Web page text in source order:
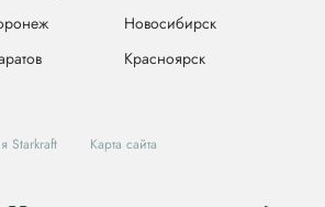
Новосибирск
Красноярск
Starkraft Карта сайта